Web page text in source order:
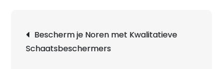
Bescherm je Noren met Kwalitatieve
Schaatsbeschermers